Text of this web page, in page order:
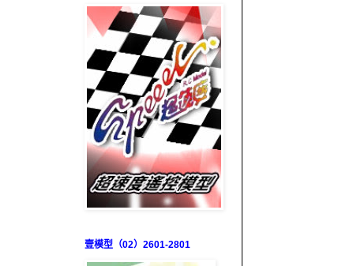
壹模型（02）2601-2801